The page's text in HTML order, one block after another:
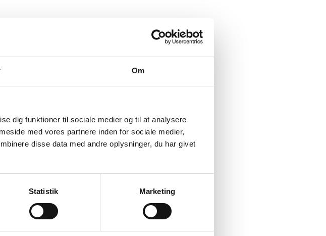
Om
dig funktioner til sociale medier og til at analysere
med vores partnere inden for sociale medier,
disse data med andre oplysninger, du har givet
Statistik Marketing